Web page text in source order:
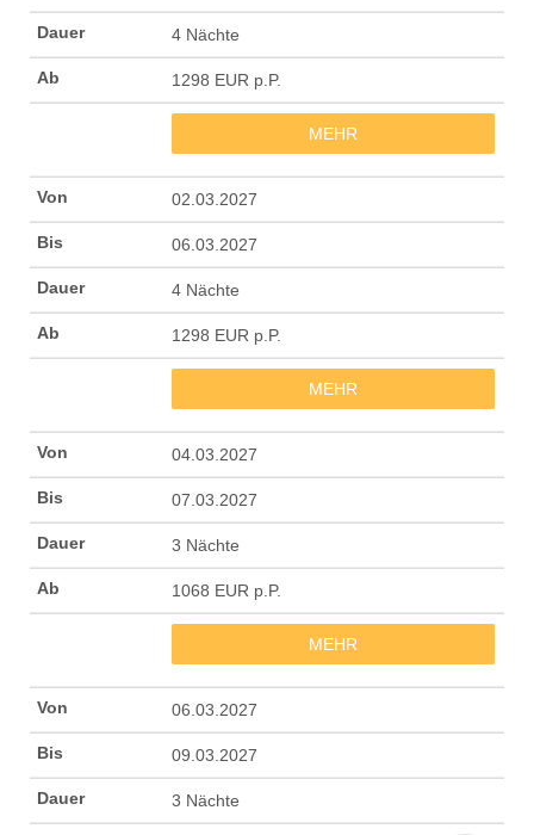
4 Nächte
1298 EUR p.P.
MEHR
02.03.2027
06.03.2027
4 Nächte
1298 EUR p.P.
MEHR
04.03.2027
07.03.2027
3 Nächte
1068 EUR p.P.
MEHR
06.03.2027
09.03.2027
3 Nächte 99%
ProvenExpert.com
SEHR GUT